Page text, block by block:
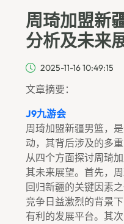
周琦加盟新
分析及未来
2025-11-16 10:49:15
文章摘要：
J9九游会
周琦加盟新疆男篮，
动，其背后涉及的多
从四个方面探讨周琦
其未来展望。首先，
回归新疆的关键因素
竞争日益激烈的背景
有利的发展平台。其